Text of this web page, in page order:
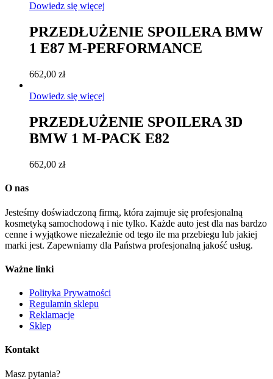
Dowiedz się więcej
PRZEDŁUŻENIE SPOILERA BMW
1 E87 M-PERFORMANCE
662,00 zł
Dowiedz się więcej
PRZEDŁUŻENIE SPOILERA 3D
BMW 1 M-PACK E82
662,00 zł
O nas
Jesteśmy doświadczoną firmą, która zajmuje się profesjonalną
kosmetyką samochodową i nie tylko. Każde auto jest dla nas bardzo
cenne i wyjątkowe niezależnie od tego ile ma przebiegu lub jakiej
marki jest. Zapewniamy dla Państwa profesjonalną jakość usług.
Ważne linki
Polityka Prywatności
Regulamin sklepu
Reklamacje
Sklep
Kontakt
Masz pytania?